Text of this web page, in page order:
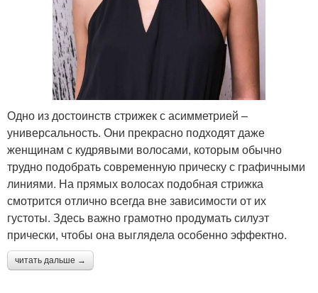
Одно из достоинств стрижек с асимметрией –
универсальность. Они прекрасно подходят даже
женщинам с кудрявыми волосами, которым обычно
трудно подобрать современную прическу с графичными
линиями. На прямых волосах подобная стрижка
смотрится отлично всегда вне зависимости от их
густоты. Здесь важно грамотно продумать силуэт
прически, чтобы она выглядела особенно эффектно.
читать дальше →